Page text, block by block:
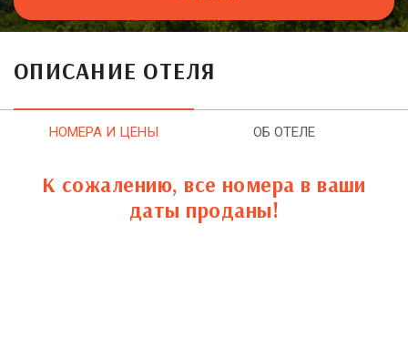
ОПИСАНИЕ ОТЕЛЯ
НОМЕРА И ЦЕНЫ ОБ ОТЕЛЕ
К сожалению, все номера в ваши
даты проданы!